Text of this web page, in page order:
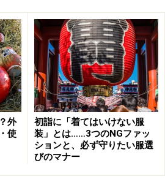
が１人の場合３万円。単純計算
６万円。しかし６という数字は偶
数字なので、この場合５万円を包
はすこし少ないと思われる場合
物を贈る方法もあります。
い親戚・友人・知人の目安であ
場合は、夫婦で10万円が相場目
外
使
初詣に「着てはいけない服
装」とは……3つのNGファッ
ションと、必ず守りたい服選
びのマナー